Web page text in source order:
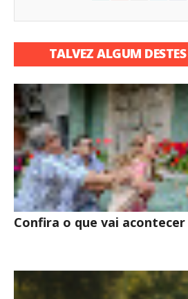
TALVEZ ALGUM
Confira o que vai acontecer